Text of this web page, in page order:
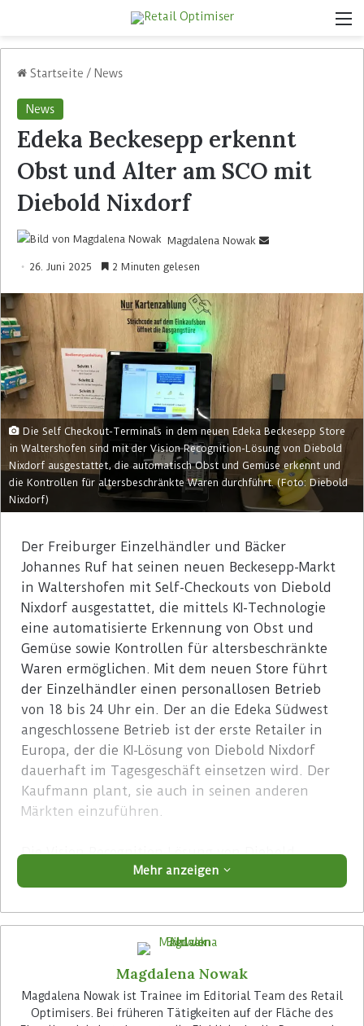
Startseite / News
News
Edeka Beckesepp erkennt
Obst und Alter am SCO mit
Diebold Nixdorf
Magdalena Nowak
26. Juni 2025 2 Minuten gelesen
Die Self Checkout-Terminals in dem neuen Edeka Beckesepp Store
in Waltershofen sind mit der Vision Recognition-Lösung von Diebold
Nixdorf ausgestattet, die automatisch Obst und Gemüse erkennt und
die Kontrollen für altersbeschränkte Waren durchführt. (Foto: Diebold
Nixdorf)
Der Freiburger Einzelhändler und Bäcker
Johannes Ruf hat seinen neuen Beckesepp-Markt
in Waltershofen mit Self-Checkouts von Diebold
Nixdorf ausgestattet, die mittels KI-Technologie
eine automatisierte Erkennung von Obst und
Gemüse sowie Kontrollen für altersbeschränkte
Waren ermöglichen. Mit dem neuen Store führt
der Einzelhändler einen personallosen Betrieb
von 18 bis 24 Uhr ein. Der an die Edeka Südwest
angeschlossene Betrieb ist der erste Retailer in
Europa, der die KI-Lösung von Diebold Nixdorf
dauerhaft im Tagesgeschäft einsetzen wird. Der
Kaufmann plant, sie auch in seinen anderen
Märkten einzuführen.
Die Vision Recognition-Lösung von Diebold
Nixdorf erfasst Produkte ohne Barcode, wie Obst
und Gemüse, mithilfe einer am Self-Checkout-
Terminal platzierten Kamera. Im Falle von
Stückware wird auch die Anzahl der Artikel
identifiziert und auf dem Display angezeigt.
Dadurch entfällt für die Kunden die manuelle
Auswahl der Produkte am Self-Checkout ebenso
wie das Abwiegen und Aufkleben eines
Mehr anzeigen
Magdalena Nowak
Magdalena Nowak ist Trainee im Editorial Team des Retail
Optimisers. Bei früheren Tätigkeiten auf der Fläche des